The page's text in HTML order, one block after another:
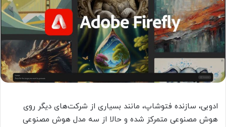
ادوبی، سازنده فتوشاپ، مانند بسیاری از شرکت‌های دیگر روی
هوش مصنوعی متمرکز شده و حالا از سه مدل هوش مصنوعی